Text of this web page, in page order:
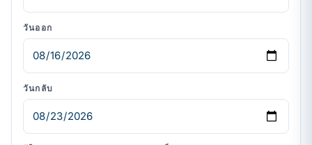
วันออก
วันกลับ